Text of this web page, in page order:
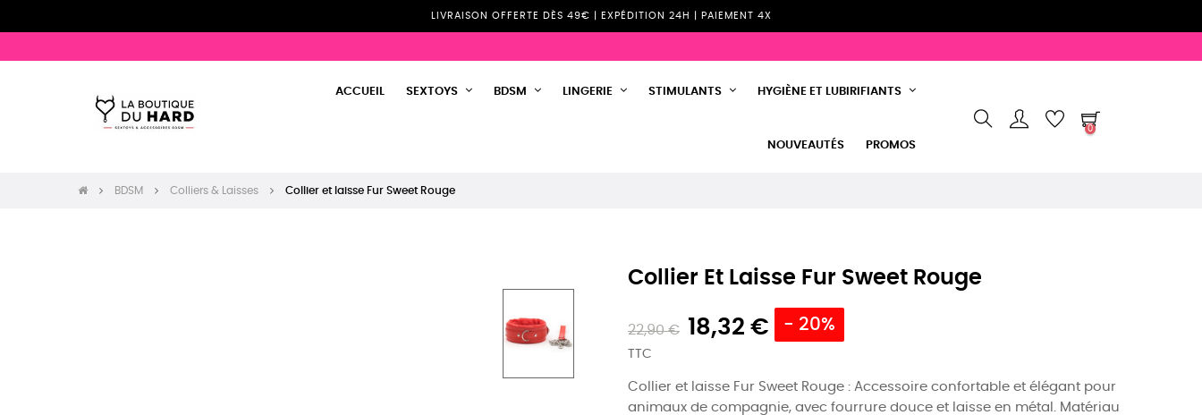
LIVRAISON OFFERTE DÈS 49€ | EXPÉDITION 24H | PAIEMENT 4X
ACCUEIL SEXTOYS BDSM LINGERIE STIMULANTS HYGIÈNE ET LUBIRIFIANTS
NOUVEAUTÉS PROMOS
0
BDSM Colliers & Laisses Collier et laisse Fur Sweet Rouge
Collier Et Laisse Fur Sweet Rouge
22,90 € 18,32 € - 20%
TTC
Collier et laisse Fur Sweet Rouge : Accessoire confortable et élégant pour
animaux de compagnie, avec fourrure douce et laisse en métal. Matériau